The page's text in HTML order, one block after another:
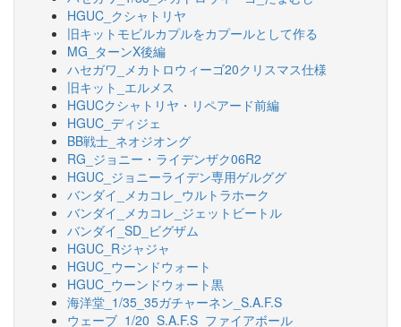
HGUC_クシャトリヤ
旧キットモビルカプルをカプールとして作る
MG_ターンX後編
ハセガワ_メカトロウィーゴ20クリスマス仕様
旧キット_エルメス
HGUCクシャトリヤ・リペアード前編
HGUC_ディジェ
BB戦士_ネオジオング
RG_ジョニー・ライデンザク06R2
HGUC_ジョニーライデン専用ゲルググ
バンダイ_メカコレ_ウルトラホーク
バンダイ_メカコレ_ジェットビートル
バンダイ_SD_ビグザム
HGUC_Rジャジャ
HGUC_ウーンドウォート
HGUC_ウーンドウォート黒
海洋堂_1/35_35ガチャーネン_S.A.F.S
ウェーブ_1/20_S.A.F.S_ファイアボール